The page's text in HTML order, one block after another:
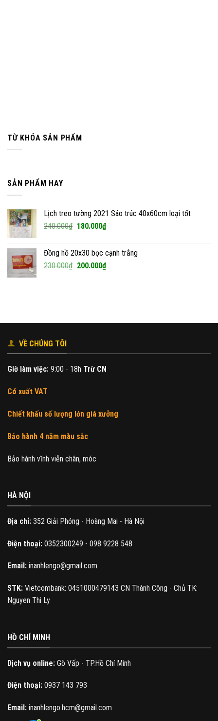
TỪ KHÓA SẢN PHẨM
SẢN PHẨM HAY
Lịch treo tường 2021 Sáo trúc 40x60cm loại tốt
240.000₫ Giá
240.000₫.
180.000₫Giá
là:
180.000₫.
Đồng hồ 20x30 bọc cạnh trắng
230.000₫ Giá
200.000₫Giá
VỀ CHÚNG TÔI
Giờ làm việc: 9:00 - 18h Trừ CN
Có xuất VAT
Chiết khấu số lượng lớn giá xưởng
Bảo hành 4 năm màu sắc
Bảo hành vĩnh viễn chân, móc
HÀ NỘI
Địa chỉ: 352 Giải Phóng - Hoàng Mai - Hà Nội
Điện thoại: 0352300249 - 098 9228 548
Email: inanhlengo@gmail.com
STK: Vietcombank: 0451000479143 CN Thành Công - Chủ TK:
Nguyen Thi Ly
HỒ CHÍ MINH
Dịch vụ online: Gò Vấp - TP.Hồ Chí Minh
Điện thoại: 0937 143 793
Email: inanhlengo.hcm@gmail.com